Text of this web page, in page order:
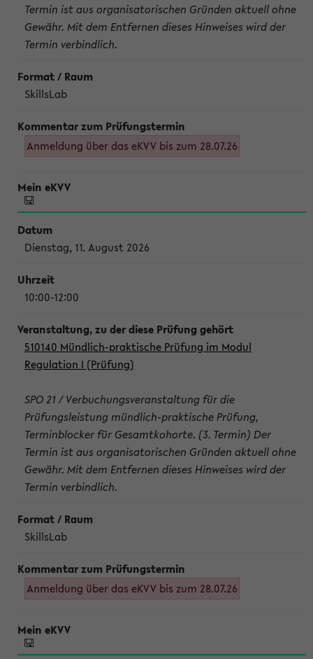
Termin ist aus organisatorischen Gründen aktuell ohne
Gewähr. Mit dem Entfernen dieses Hinweises wird der
Termin verbindlich.
SkillsLab
Anmeldung über das eKVV bis zum 28.07.26
Dienstag, 11. August 2026
10:00-12:00
510140 Mündlich-praktische Prüfung im Modul
Regulation I (Prüfung)
SPO 21 / Verbuchungsveranstaltung für die
Prüfungsleistung mündlich-praktische Prüfung,
Terminblocker für Gesamtkohorte. (3. Termin) Der
Termin ist aus organisatorischen Gründen aktuell ohne
Gewähr. Mit dem Entfernen dieses Hinweises wird der
Termin verbindlich.
SkillsLab
Anmeldung über das eKVV bis zum 28.07.26